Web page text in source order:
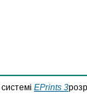
EPrints 3